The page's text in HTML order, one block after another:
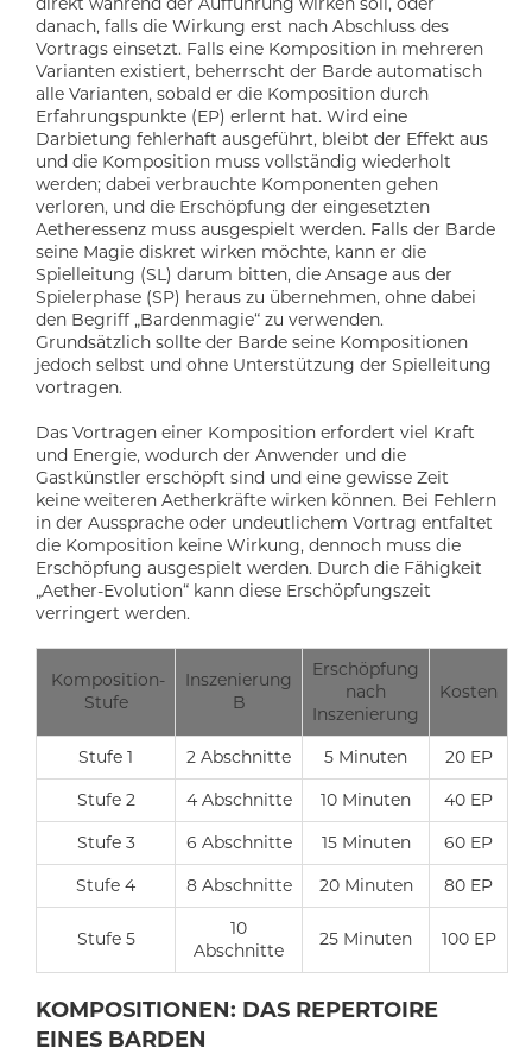
danach, falls die Wirkung erst nach Abschluss des
Vortrags einsetzt. Falls eine Komposition in mehreren
Varianten existiert, beherrscht der Barde automatisch
alle Varianten, sobald er die Komposition durch
Erfahrungspunkte (EP) erlernt hat. Wird eine
Darbietung fehlerhaft ausgeführt, bleibt der Effekt aus
und die Komposition muss vollständig wiederholt
werden; dabei verbrauchte Komponenten gehen
verloren, und die Erschöpfung der eingesetzten
Aetheressenz muss ausgespielt werden. Falls der Barde
seine Magie diskret wirken möchte, kann er die
Spielleitung (SL) darum bitten, die Ansage aus der
Spielerphase (SP) heraus zu übernehmen, ohne dabei
den Begriff „Bardenmagie“ zu verwenden.
Grundsätzlich sollte der Barde seine Kompositionen
jedoch selbst und ohne Unterstützung der Spielleitung
vortragen.
Das Vortragen einer Komposition erfordert viel Kraft
und Energie, wodurch der Anwender und die
Gastkünstler erschöpft sind und eine gewisse Zeit
keine weiteren Aetherkräfte wirken können. Bei Fehlern
in der Aussprache oder undeutlichem Vortrag entfaltet
die Komposition keine Wirkung, dennoch muss die
Erschöpfung ausgespielt werden. Durch die Fähigkeit
„Aether-Evolution“ kann diese Erschöpfungszeit
verringert werden.
Komposition-
Stufe
Inszenierung
B
Erschöpfung
nach
Inszenierung
Kosten
Stufe 1 2 Abschnitte 5 Minuten
20 EP
Stufe 2
4 Abschnitte 10 Minuten
40 EP
Stufe 3
6 Abschnitte 15 Minuten
60 EP
Stufe 4
8 Abschnitte 20 Minuten 80 EP
Stufe 5
10
Abschnitte
25 Minuten 100 EP
KOMPOSITIONEN: DAS REPERTOIRE
EINES BARDEN